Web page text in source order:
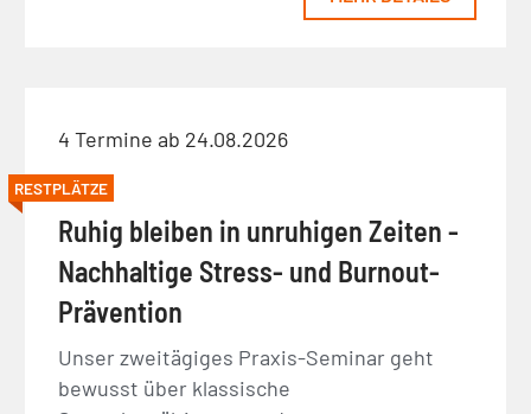
4 Termine ab 24.08.2026
RESTPLÄTZE
Ruhig bleiben in unruhigen Zeiten -
Nachhaltige Stress- und Burnout-
Prävention
Unser zweitägiges Praxis-Seminar geht
bewusst über klassische